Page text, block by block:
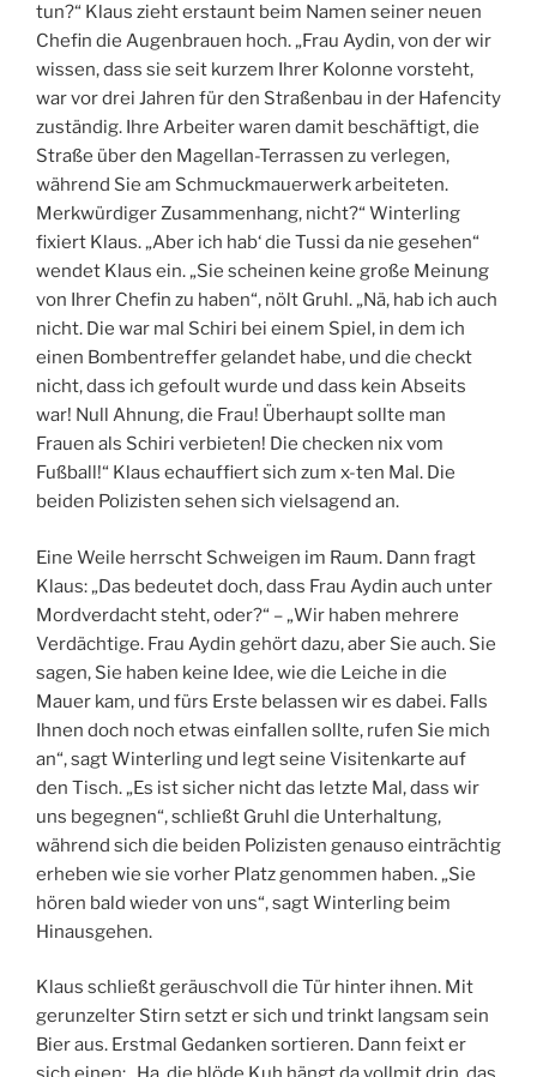
tun?“ Klaus zieht erstaunt beim Namen seiner neuen
Chefin die Augenbrauen hoch. „Frau Aydin, von der wir
wissen, dass sie seit kurzem Ihrer Kolonne vorsteht,
war vor drei Jahren für den Straßenbau in der Hafencity
zuständig. Ihre Arbeiter waren damit beschäftigt, die
Straße über den Magellan-Terrassen zu verlegen,
während Sie am Schmuckmauerwerk arbeiteten.
Merkwürdiger Zusammenhang, nicht?“ Winterling
fixiert Klaus. „Aber ich hab‘ die Tussi da nie gesehen“
wendet Klaus ein. „Sie scheinen keine große Meinung
von Ihrer Chefin zu haben“, nölt Gruhl. „Nä, hab ich auch
nicht. Die war mal Schiri bei einem Spiel, in dem ich
einen Bombentreffer gelandet habe, und die checkt
nicht, dass ich gefoult wurde und dass kein Abseits
war! Null Ahnung, die Frau! Überhaupt sollte man
Frauen als Schiri verbieten! Die checken nix vom
Fußball!“ Klaus echauffiert sich zum x-ten Mal. Die
beiden Polizisten sehen sich vielsagend an.
Eine Weile herrscht Schweigen im Raum. Dann fragt
Klaus: „Das bedeutet doch, dass Frau Aydin auch unter
Mordverdacht steht, oder?“ – „Wir haben mehrere
Verdächtige. Frau Aydin gehört dazu, aber Sie auch. Sie
sagen, Sie haben keine Idee, wie die Leiche in die
Mauer kam, und fürs Erste belassen wir es dabei. Falls
Ihnen doch noch etwas einfallen sollte, rufen Sie mich
an“, sagt Winterling und legt seine Visitenkarte auf
den Tisch. „Es ist sicher nicht das letzte Mal, dass wir
uns begegnen“, schließt Gruhl die Unterhaltung,
während sich die beiden Polizisten genauso einträchtig
erheben wie sie vorher Platz genommen haben. „Sie
hören bald wieder von uns“, sagt Winterling beim
Hinausgehen.
Klaus schließt geräuschvoll die Tür hinter ihnen. Mit
gerunzelter Stirn setzt er sich und trinkt langsam sein
Bier aus. Erstmal Gedanken sortieren. Dann feixt er